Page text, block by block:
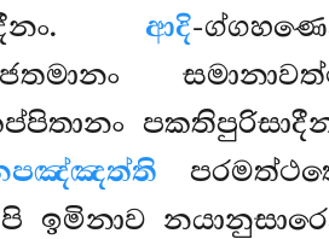
ආදි-
ඉමිනාව